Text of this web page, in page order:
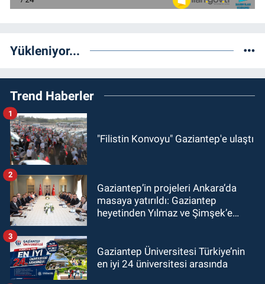
Yükleniyor...
Trend Haberler
"Filistin Konvoyu" Gaziantep'e ulaştı
1
Gaziantep’in projeleri Ankara’da
masaya yatırıldı: Gaziantep
heyetinden Yılmaz ve Şimşek’e
2
Gaziantep Üniversitesi Türkiye’nin
en iyi 24 üniversitesi arasında
3